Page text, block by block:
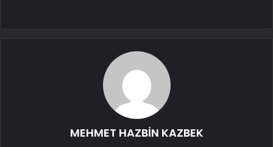
MEHMET HAZBİN KAZBEK